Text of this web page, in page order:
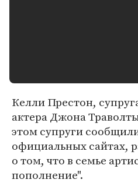
Келли Престон,
актера Джона
этом супруги
официальных сайтах,
о том, что в семье
пополнение".